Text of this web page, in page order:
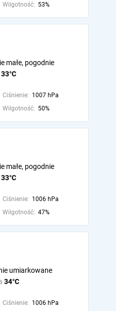
Wilgotność: 53%
33°C
małe, pogodnie
Ciśnienie: 1007 hPa
Wilgotność: 50%
33°C
małe, pogodnie
Ciśnienie: 1006 hPa
Wilgotność: 47%
34°C
umiarkowane
Ciśnienie: 1006 hPa